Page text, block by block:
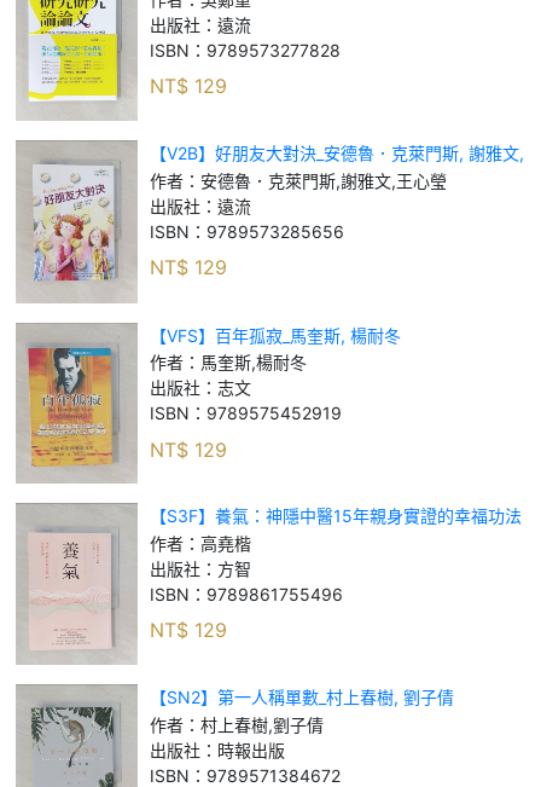
出版社： 遠流
ISBN： 9789573277828
NT$ 129
【V2B】好朋友大對決_安德魯．克萊門斯, 謝雅文,
王心瑩
作者： 安德魯．克萊門斯,謝雅文,王心瑩
出版社： 遠流
ISBN： 9789573285656
NT$ 129
【VFS】百年孤寂_馬奎斯, 楊耐冬
作者： 馬奎斯,楊耐冬
出版社： 志文
ISBN： 9789575452919
NT$ 129
【S3F】養氣：神隱中醫15年親身實證的幸福功法
_高堯楷
作者： 高堯楷
出版社： 方智
ISBN： 9789861755496
NT$ 129
【SN2】第一人稱單數_村上春樹, 劉子倩
作者： 村上春樹,劉子倩
出版社： 時報出版
ISBN： 9789571384672